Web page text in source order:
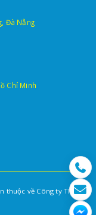
Đà Nẵng
Chí Minh
thuộc về Công ty TNHH